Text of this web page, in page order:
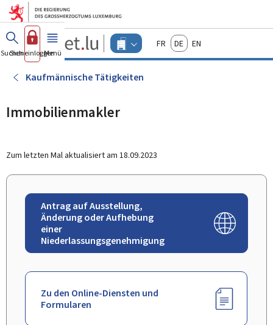
Zum Hauptmenü
Zum Inhalt
Guichet.lu
Changer
d'espace
-
Menu
FrançaisDeutschEnglish
Suchen
Sich einloggen
Menü Haupt-
Kaufmännische Tätigkeiten
Immobilienmakler
Zum letzten Mal aktualisiert am 18.09.2023
Antrag auf Ausstellung,
Änderung oder Aufhebung
einer
Niederlassungsgenehmigung
Zu den Online-Diensten und
Formularen